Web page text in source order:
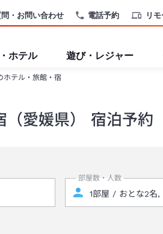
電話予約 リ
・お問い合わせ
ホテル 遊び・レジャー
ホテル・旅館・宿
（愛媛県） 宿泊予約
部屋数・人数